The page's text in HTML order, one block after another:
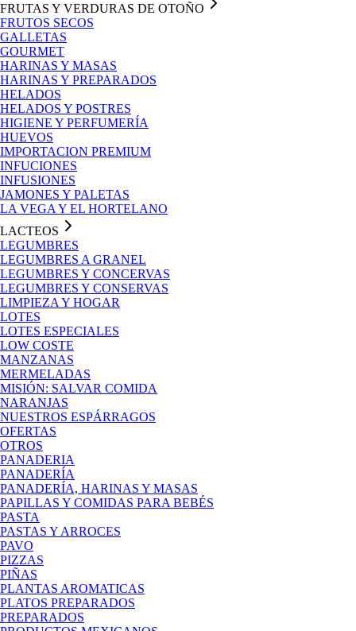
FRUTAS Y VERDURAS DE OTOÑO
FRUTOS SECOS
GALLETAS
GOURMET
HARINAS Y MASAS
HARINAS Y PREPARADOS
HELADOS
HELADOS Y POSTRES
HIGIENE Y PERFUMERÍA
HUEVOS
IMPORTACION PREMIUM
INFUCIONES
INFUSIONES
JAMONES Y PALETAS
LA VEGA Y EL HORTELANO
LACTEOS
LEGUMBRES
LEGUMBRES A GRANEL
LEGUMBRES Y CONCERVAS
LEGUMBRES Y CONSERVAS
LIMPIEZA Y HOGAR
LOTES
LOTES ESPECIALES
LOW COSTE
MANZANAS
MERMELADAS
MISIÓN: SALVAR COMIDA
NARANJAS
NUESTROS ESPÁRRAGOS
OFERTAS
OTROS
PANADERIA
PANADERÍA
PANADERÍA, HARINAS Y MASAS
PAPILLAS Y COMIDAS PARA BEBÉS
PASTA
PASTAS Y ARROCES
PAVO
PIZZAS
PIÑAS
PLANTAS AROMATICAS
PLATOS PREPARADOS
PREPARADOS